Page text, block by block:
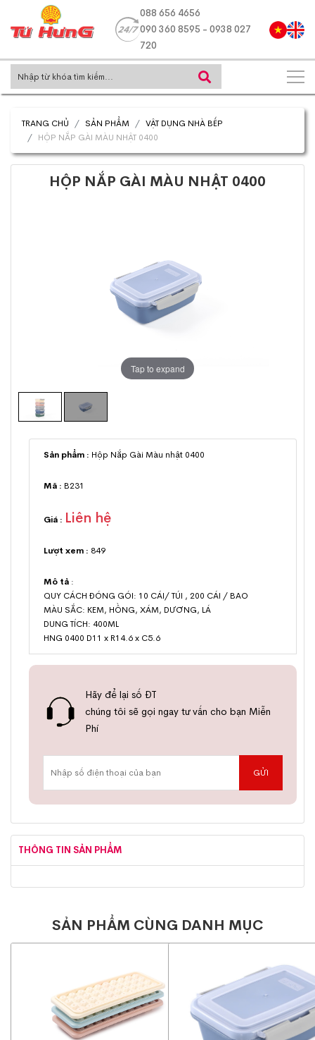
088 656 4656
090 360 8595 - 0938 027
720
TRANG CHỦ SẢN PHẨM
VẬT DỤNG NHÀ BẾP
HỘP NẮP GÀI MÀU NHẬT 0400
HỘP NẮP GÀI MÀU NHẬT 0400
Tap to expand
Sản phẩm : Hộp Nắp Gài Màu nhật 0400
Mã : B231
Giá : Liên hệ
Lượt xem : 849
Mô tả :
QUY CÁCH ĐÓNG GÓI: 10 CÁI/ TÚI , 200 CÁI / BAO
MÀU SẮC: KEM, HỒNG, XÁM, DƯƠNG, LÁ
DUNG TÍCH: 400ML
HNG 0400 D11 x R14.6 x C5.6
Hãy để lại số ĐT
chúng tôi sẽ gọi ngay tư vấn cho bạn Miễn
Phí
THÔNG TIN SẢN PHẨM
SẢN PHẨM CÙNG DANH MỤC